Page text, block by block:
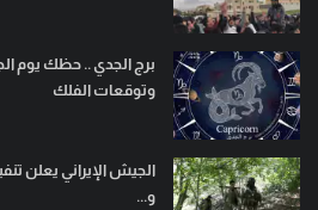
وتوقعات الفلك
و...